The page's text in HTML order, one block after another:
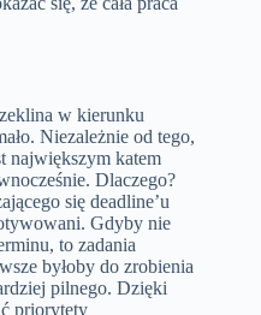
w kierunku
Niezależnie od tego,
największym katem
Dlaczego?
się deadline’u
Gdyby nie
to zadania
byłoby do zrobienia
pilnego. Dzięki
priorytety